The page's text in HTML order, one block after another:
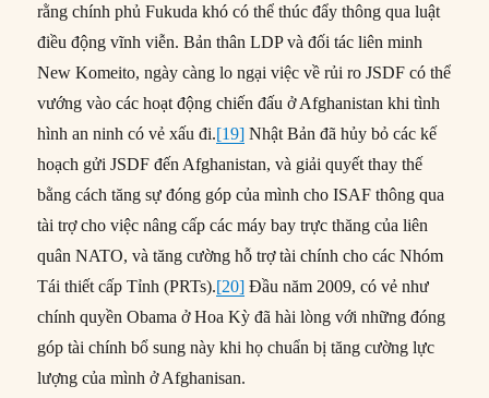
rằng chính phủ Fukuda khó có thể thúc đẩy thông qua luật
điều động vĩnh viễn. Bản thân LDP và đối tác liên minh
New Komeito, ngày càng lo ngại việc về rủi ro JSDF có thể
vướng vào các hoạt động chiến đấu ở Afghanistan khi tình
hình an ninh có vẻ xấu đi.[19] Nhật Bản đã hủy bỏ các kế
hoạch gửi JSDF đến Afghanistan, và giải quyết thay thế
bằng cách tăng sự đóng góp của mình cho ISAF thông qua
tài trợ cho việc nâng cấp các máy bay trực thăng của liên
quân NATO, và tăng cường hỗ trợ tài chính cho các Nhóm
Tái thiết cấp Tỉnh (PRTs).[20] Đầu năm 2009, có vẻ như
chính quyền Obama ở Hoa Kỳ đã hài lòng với những đóng
góp tài chính bổ sung này khi họ chuẩn bị tăng cường lực
lượng của mình ở Afghanisan.